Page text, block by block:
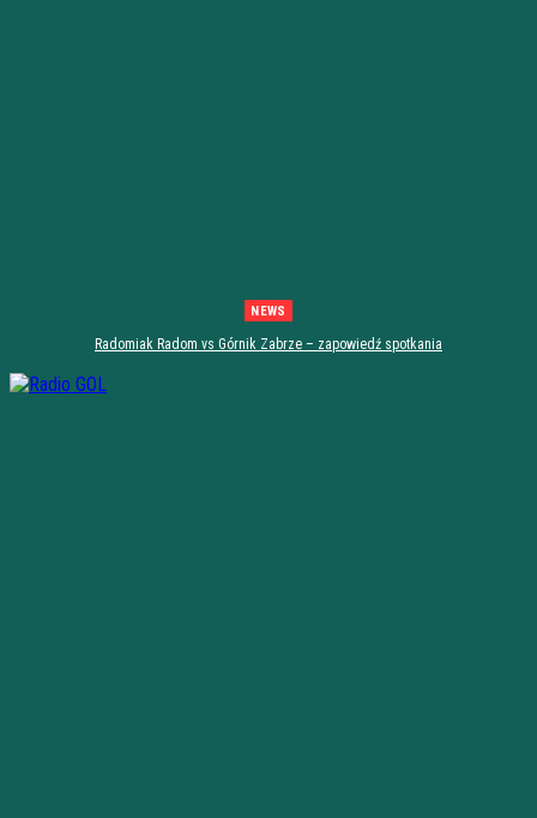
NEWS
Radomiak Radom vs Górnik Zabrze – zapowiedź spotkania